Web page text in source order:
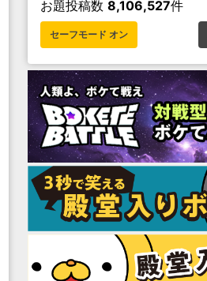
お題投稿数 8,106,527件
セーフモード オン